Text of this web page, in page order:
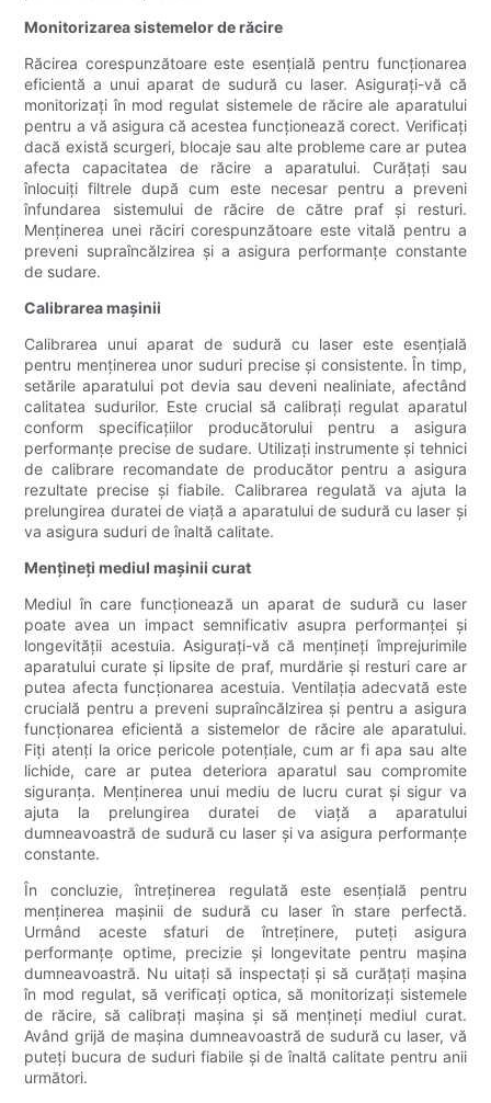
Monitorizarea sistemelor de răcire
Răcirea corespunzătoare este esențială pentru funcționarea
eficientă a unui aparat de sudură cu laser. Asigurați-vă că
monitorizați în mod regulat sistemele de răcire ale aparatului
pentru a vă asigura că acestea funcționează corect. Verificați
dacă există scurgeri, blocaje sau alte probleme care ar putea
afecta capacitatea de răcire a aparatului. Curățați sau
înlocuiți filtrele după cum este necesar pentru a preveni
înfundarea sistemului de răcire de către praf și resturi.
Menținerea unei răciri corespunzătoare este vitală pentru a
preveni supraîncălzirea și a asigura performanțe constante
de sudare.
Calibrarea mașinii
Calibrarea unui aparat de sudură cu laser este esențială
pentru menținerea unor suduri precise și consistente. În timp,
setările aparatului pot devia sau deveni nealiniate, afectând
calitatea sudurilor. Este crucial să calibrați regulat aparatul
conform specificațiilor producătorului pentru a asigura
performanțe precise de sudare. Utilizați instrumente și tehnici
de calibrare recomandate de producător pentru a asigura
rezultate precise și fiabile. Calibrarea regulată va ajuta la
prelungirea duratei de viață a aparatului de sudură cu laser și
va asigura suduri de înaltă calitate.
Mențineți mediul mașinii curat
Mediul în care funcționează un aparat de sudură cu laser
poate avea un impact semnificativ asupra performanței și
longevității acestuia. Asigurați-vă că mențineți împrejurimile
aparatului curate și lipsite de praf, murdărie și resturi care ar
putea afecta funcționarea acestuia. Ventilația adecvată este
crucială pentru a preveni supraîncălzirea și pentru a asigura
funcționarea eficientă a sistemelor de răcire ale aparatului.
Fiți atenți la orice pericole potențiale, cum ar fi apa sau alte
lichide, care ar putea deteriora aparatul sau compromite
siguranța. Menținerea unui mediu de lucru curat și sigur va
ajuta la prelungirea duratei de viață a aparatului
dumneavoastră de sudură cu laser și va asigura performanțe
constante.
În concluzie, întreținerea regulată este esențială pentru
menținerea mașinii de sudură cu laser în stare perfectă.
Urmând aceste sfaturi de întreținere, puteți asigura
performanțe optime, precizie și longevitate pentru mașina
dumneavoastră. Nu uitați să inspectați și să curățați mașina
în mod regulat, să verificați optica, să monitorizați sistemele
de răcire, să calibrați mașina și să mențineți mediul curat.
Având grijă de mașina dumneavoastră de sudură cu laser, vă
puteți bucura de suduri fiabile și de înaltă calitate pentru anii
următori.